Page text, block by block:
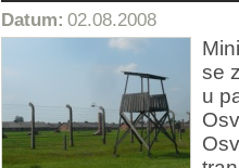
Datum: 02.08.2008
se
u